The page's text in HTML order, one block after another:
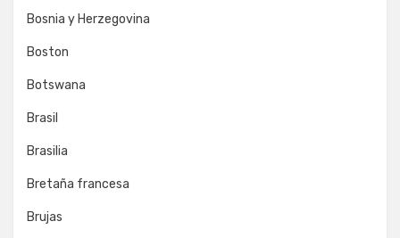
Bosnia y Herzegovina
Boston
Botswana
Brasil
Brasilia
Bretaña francesa
Brujas